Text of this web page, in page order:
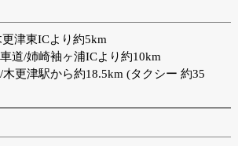
津東ICより約5km
道/姉崎袖ヶ浦ICより約10km
更津駅から約18.5km (タクシー 約35